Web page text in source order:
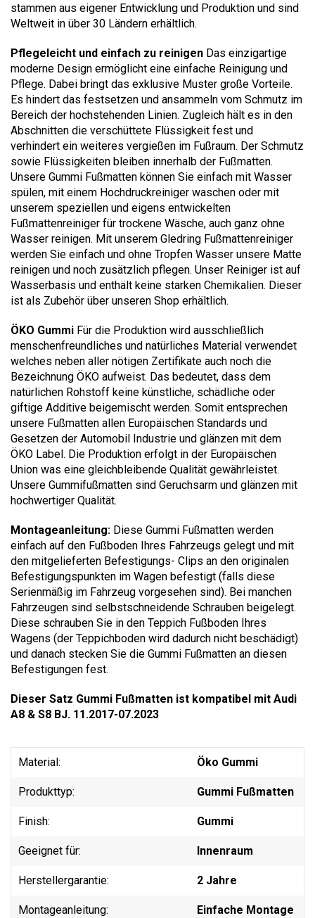
stammen aus eigener Entwicklung und Produktion und sind
Weltweit in über 30 Ländern erhältlich.
Pflegeleicht und einfach zu reinigen Das einzigartige
moderne Design ermöglicht eine einfache Reinigung und
Pflege. Dabei bringt das exklusive Muster große Vorteile.
Es hindert das festsetzen und ansammeln vom Schmutz im
Bereich der hochstehenden Linien. Zugleich hält es in den
Abschnitten die verschüttete Flüssigkeit fest und
verhindert ein weiteres vergießen im Fußraum. Der Schmutz
sowie Flüssigkeiten bleiben innerhalb der Fußmatten.
Unsere Gummi Fußmatten können Sie einfach mit Wasser
spülen, mit einem Hochdruckreiniger waschen oder mit
unserem speziellen und eigens entwickelten
Fußmattenreiniger für trockene Wäsche, auch ganz ohne
Wasser reinigen. Mit unserem Gledring Fußmattenreiniger
werden Sie einfach und ohne Tropfen Wasser unsere Matte
reinigen und noch zusätzlich pflegen. Unser Reiniger ist auf
Wasserbasis und enthält keine starken Chemikalien. Dieser
ist als Zubehör über unseren Shop erhältlich.
ÖKO Gummi Für die Produktion wird ausschließlich
menschenfreundliches und natürliches Material verwendet
welches neben aller nötigen Zertifikate auch noch die
Bezeichnung ÖKO aufweist. Das bedeutet, dass dem
natürlichen Rohstoff keine künstliche, schädliche oder
giftige Additive beigemischt werden. Somit entsprechen
unsere Fußmatten allen Europäischen Standards und
Gesetzen der Automobil Industrie und glänzen mit dem
ÖKO Label. Die Produktion erfolgt in der Europäischen
Union was eine gleichbleibende Qualität gewährleistet.
Unsere Gummifußmatten sind Geruchsarm und glänzen mit
hochwertiger Qualität.
Montageanleitung: Diese Gummi Fußmatten werden
einfach auf den Fußboden Ihres Fahrzeugs gelegt und mit
den mitgelieferten Befestigungs- Clips an den originalen
Befestigungspunkten im Wagen befestigt (falls diese
Serienmäßig im Fahrzeug vorgesehen sind). Bei manchen
Fahrzeugen sind selbstschneidende Schrauben beigelegt.
Diese schrauben Sie in den Teppich Fußboden Ihres
Wagens (der Teppichboden wird dadurch nicht beschädigt)
und danach stecken Sie die Gummi Fußmatten an diesen
Befestigungen fest.
Dieser Satz Gummi Fußmatten ist kompatibel mit Audi
A8 & S8 BJ. 11.2017-07.2023
Material: Öko Gummi
Produkttyp: Gummi Fußmatten
Finish: Gummi
Geeignet für: Innenraum
Herstellergarantie: 2 Jahre
Montageanleitung: Einfache Montage